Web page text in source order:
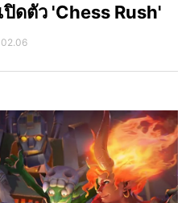
ปิดตัว 'Chess Rush'